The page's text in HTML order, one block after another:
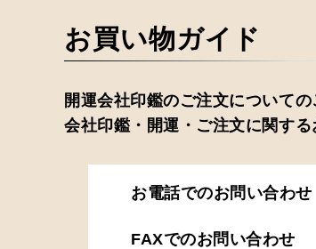
お買い物ガイド
開運会社印鑑のご注文についての
会社印鑑・開運・ご注文に関す
お電話でのお問い合わせ
FAXでのお問い合わせ